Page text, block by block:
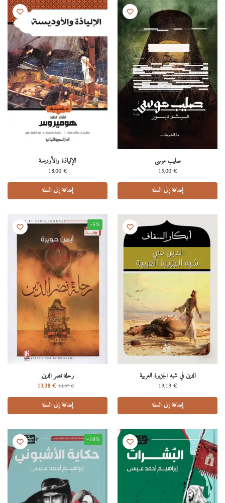
صليب موسى
15,00€
إضافة إلى السلة
اﻹلياذة واﻷوديسة
18,00€
إضافة إلى السلة
الدين في شبه الجزيرة العربية
19,19€
إضافة إلى السلة
-5%
رحلة نصر الدين
14,07€
13,38€
إضافة إلى السلة
-10%